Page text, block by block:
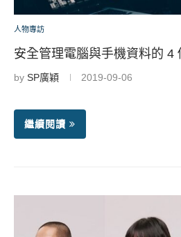
人物專訪
安全管理電腦與手機資料的 4
by SP廣穎 2019-09-06
繼續閱讀